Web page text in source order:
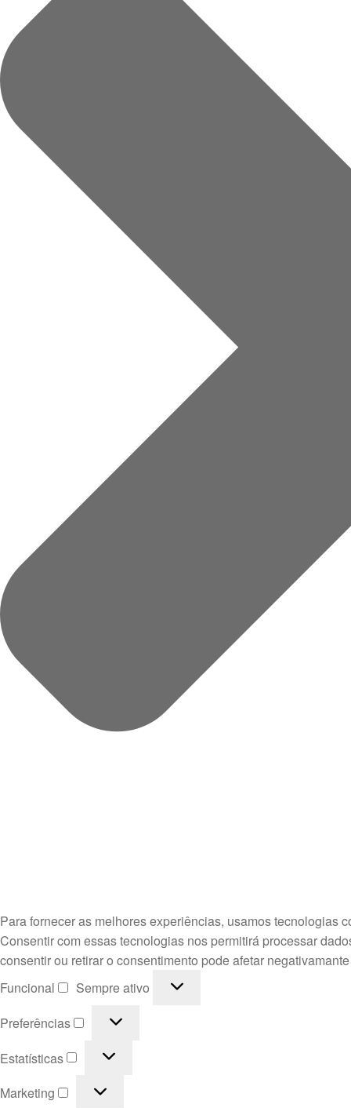
Para fornecer as melhores experiências, usamos tecnologias
Consentir com essas tecnologias nos permitirá processar
consentir ou retirar o consentimento pode afetar
Funcional
Funcional
Sempre ativo
Preferências
Preferências
Estatísticas Estatísticas
Marketing
Marketing